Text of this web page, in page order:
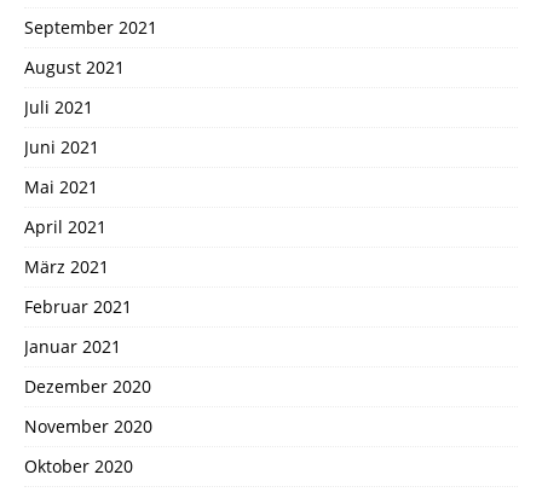
September 2021
August 2021
Juli 2021
Juni 2021
Mai 2021
April 2021
März 2021
Februar 2021
Januar 2021
Dezember 2020
November 2020
Oktober 2020